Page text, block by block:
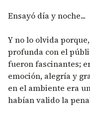
Ensayó día y noche...
Y no lo olvida
profunda con el
fueron fascinantes;
emoción, alegría y
en el ambiente era
habían valido la